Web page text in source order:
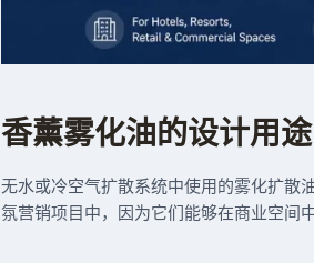
香薰雾化油的设计用途
无水或冷空气扩散系统中使用的雾化扩散
氛营销项目中，因为它们能够在商业空间